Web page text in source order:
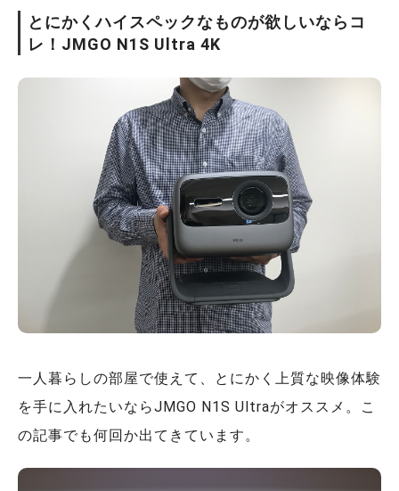
とにかくハイスペックなものが欲しいならコ
レ！JMGO N1S Ultra 4K
一人暮らしの部屋で使えて、とにかく上質な映像体験
を手に入れたいならJMGO N1S Ultraがオススメ。こ
の記事でも何回か出てきています。